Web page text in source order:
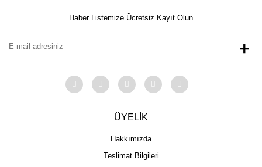
Haber Listemize Ücretsiz Kayıt Olun
+
ÜYELİK
Hakkımızda
Teslimat Bilgileri